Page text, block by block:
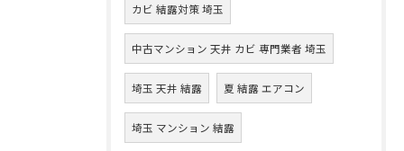
カビ 結露対策 埼玉
中古マンション 天井 カビ 専門業者 埼玉
埼玉 天井 結露 夏 結露 エアコン
埼玉 マンション 結露